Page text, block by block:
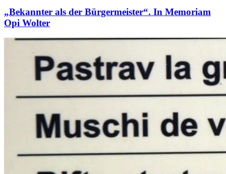
„Bekannter als der Bürgermeister“. In Memoriam
Opi Wolter